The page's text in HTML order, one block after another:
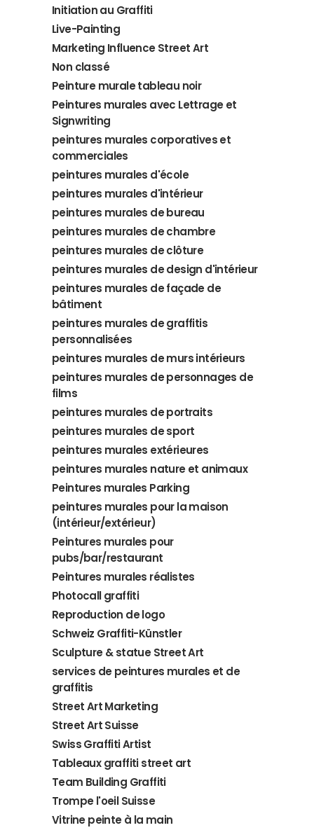
Initiation au Graffiti
Live-Painting
Marketing Influence Street Art
Non classé
Peinture murale tableau noir
Peintures murales avec Lettrage et
Signwriting
peintures murales corporatives et
commerciales
peintures murales d'école
peintures murales d'intérieur
peintures murales de bureau
peintures murales de chambre
peintures murales de clôture
peintures murales de design d'intérieur
peintures murales de façade de
bâtiment
peintures murales de graffitis
personnalisées
peintures murales de murs intérieurs
peintures murales de personnages de
films
peintures murales de portraits
peintures murales de sport
peintures murales extérieures
peintures murales nature et animaux
Peintures murales Parking
peintures murales pour la maison
(intérieur/extérieur)
Peintures murales pour
pubs/bar/restaurant
Peintures murales réalistes
Photocall graffiti
Reproduction de logo
Schweiz Graffiti-Künstler
Sculpture & statue Street Art
services de peintures murales et de
graffitis
Street Art Marketing
Street Art Suisse
Swiss Graffiti Artist
Tableaux graffiti street art
Team Building Graffiti
Trompe l'oeil Suisse
Vitrine peinte à la main